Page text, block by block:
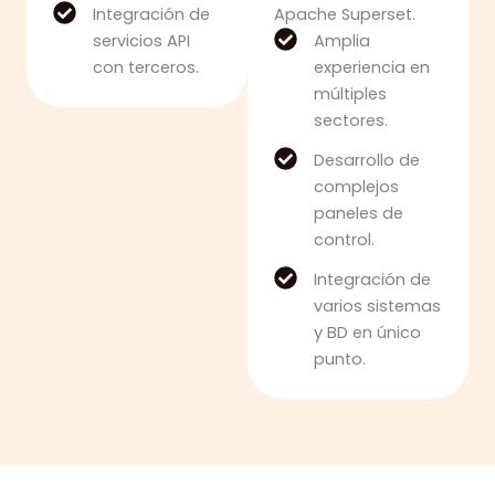
Integración de
servicios API
con terceros.
Apache Superset.
Amplia
experiencia en
múltiples
sectores.
Desarrollo de
complejos
paneles de
control.
Integración de
varios sistemas
y BD en único
punto.